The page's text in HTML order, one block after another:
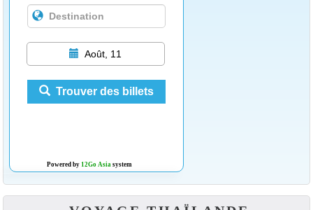
Août, 11
Trouver des billets
Powered by 12Go Asiasystem